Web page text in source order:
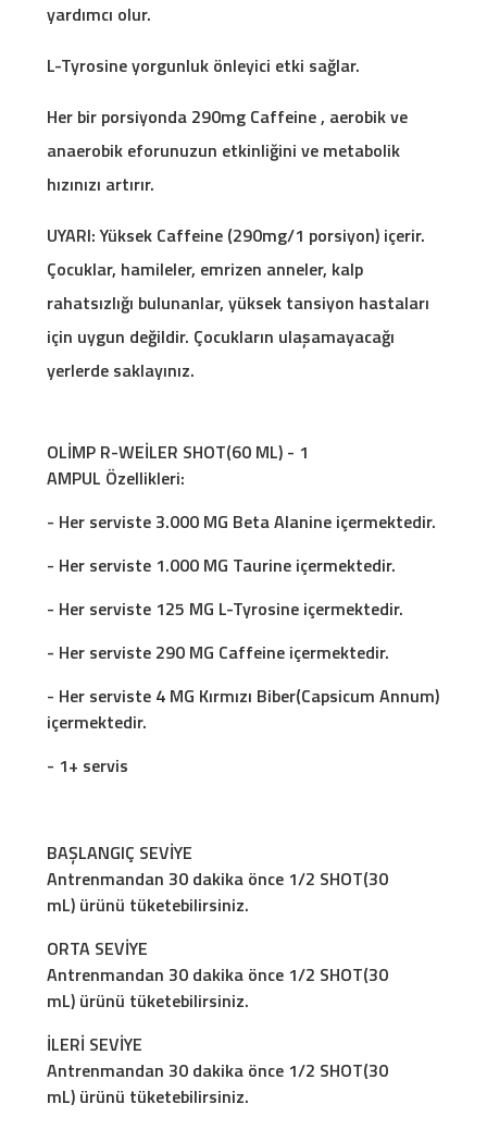
yardımcı olur.
L-Tyrosine yorgunluk önleyici etki sağlar.
Her bir porsiyonda 290mg Caffeine , aerobik ve
anaerobik eforunuzun etkinliğini ve metabolik
hızınızı artırır.
UYARI: Yüksek Caffeine (290mg/1 porsiyon) içerir.
Çocuklar, hamileler, emrizen anneler, kalp
rahatsızlığı bulunanlar, yüksek tansiyon hastaları
için uygun değildir. Çocukların ulaşamayacağı
yerlerde saklayınız.
OLİMP R-WEİLER SHOT(60 ML) - 1
AMPUL Özellikleri:
- Her serviste 3.000 MG Beta Alanine içermektedir.
- Her serviste 1.000 MG Taurine içermektedir.
- Her serviste 125 MG L-Tyrosine içermektedir.
- Her serviste 290 MG Caffeine içermektedir.
- Her serviste 4 MG Kırmızı Biber(Capsicum Annum)
içermektedir.
- 1+ servis
BAŞLANGIÇ SEVİYE
Antrenmandan 30 dakika önce 1/2 SHOT(30
mL) ürünü tüketebilirsiniz.
ORTA SEVİYE
Antrenmandan 30 dakika önce 1/2 SHOT(30
mL) ürünü tüketebilirsiniz.
İLERİ SEVİYE
Antrenmandan 30 dakika önce 1/2 SHOT(30
mL) ürünü tüketebilirsiniz.